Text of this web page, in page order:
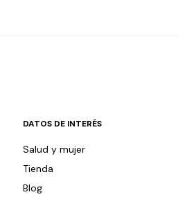
DATOS DE INTERÉS
Salud y mujer
Tienda
Blog